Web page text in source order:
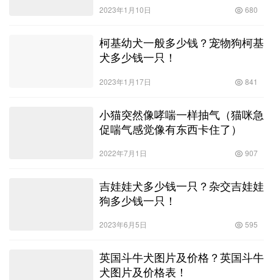
2023年1月10日 680
柯基幼犬一般多少钱？宠物狗柯基
犬多少钱一只！
2023年1月17日 841
小猫突然像哮喘一样抽气（猫咪急
促喘气感觉像有东西卡住了）
2022年7月1日 907
吉娃娃犬多少钱一只？杂交吉娃娃
狗多少钱一只！
2023年6月5日 595
英国斗牛犬图片及价格？英国斗牛
犬图片及价格表！